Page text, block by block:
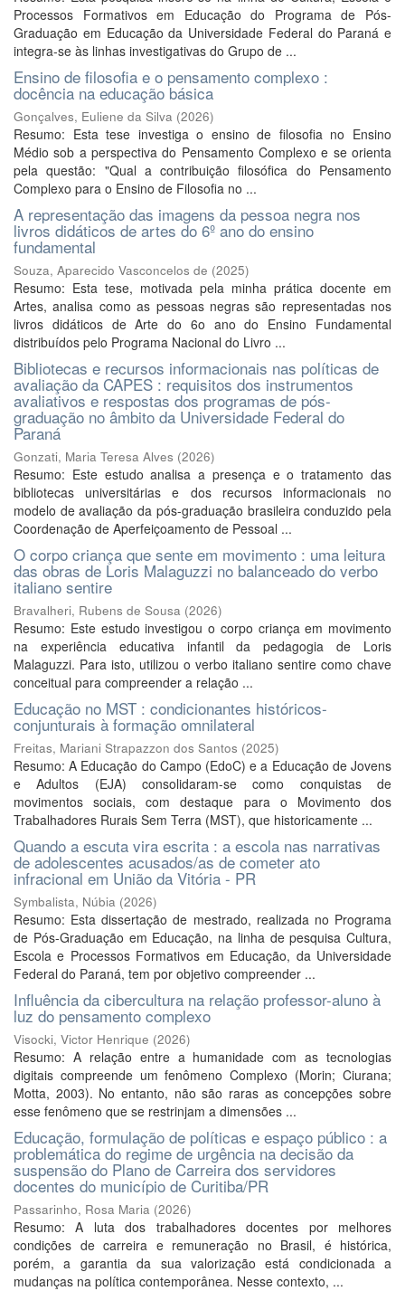
Processos Formativos em Educação do Programa de Pós-
Graduação em Educação da Universidade Federal do Paraná e
integra-se às linhas investigativas do Grupo de ...
Ensino de filosofia e o pensamento complexo :
docência na educação básica
Gonçalves, Euliene da Silva (2026)
Resumo: Esta tese investiga o ensino de filosofia no Ensino
Médio sob a perspectiva do Pensamento Complexo e se orienta
pela questão: "Qual a contribuição filosófica do Pensamento
Complexo para o Ensino de Filosofia no ...
A representação das imagens da pessoa negra nos
livros didáticos de artes do 6º ano do ensino
fundamental
Souza, Aparecido Vasconcelos de (2025)
Resumo: Esta tese, motivada pela minha prática docente em
Artes, analisa como as pessoas negras são representadas nos
livros didáticos de Arte do 6o ano do Ensino Fundamental
distribuídos pelo Programa Nacional do Livro ...
Bibliotecas e recursos informacionais nas políticas de
avaliação da CAPES : requisitos dos instrumentos
avaliativos e respostas dos programas de pós-
graduação no âmbito da Universidade Federal do
Paraná
Gonzati, Maria Teresa Alves (2026)
Resumo: Este estudo analisa a presença e o tratamento das
bibliotecas universitárias e dos recursos informacionais no
modelo de avaliação da pós-graduação brasileira conduzido pela
Coordenação de Aperfeiçoamento de Pessoal ...
O corpo criança que sente em movimento : uma leitura
das obras de Loris Malaguzzi no balanceado do verbo
italiano sentire
Bravalheri, Rubens de Sousa (2026)
Resumo: Este estudo investigou o corpo criança em movimento
na experiência educativa infantil da pedagogia de Loris
Malaguzzi. Para isto, utilizou o verbo italiano sentire como chave
conceitual para compreender a relação ...
Educação no MST : condicionantes históricos-
conjunturais à formação omnilateral
Freitas, Mariani Strapazzon dos Santos (2025)
Resumo: A Educação do Campo (EdoC) e a Educação de Jovens
e Adultos (EJA) consolidaram-se como conquistas de
movimentos sociais, com destaque para o Movimento dos
Trabalhadores Rurais Sem Terra (MST), que historicamente ...
Quando a escuta vira escrita : a escola nas narrativas
de adolescentes acusados/as de cometer ato
infracional em União da Vitória - PR
Symbalista, Núbia (2026)
Resumo: Esta dissertação de mestrado, realizada no Programa
de Pós-Graduação em Educação, na linha de pesquisa Cultura,
Escola e Processos Formativos em Educação, da Universidade
Federal do Paraná, tem por objetivo compreender ...
Influência da cibercultura na relação professor-aluno à
luz do pensamento complexo
Visocki, Victor Henrique (2026)
Resumo: A relação entre a humanidade com as tecnologias
digitais compreende um fenômeno Complexo (Morin; Ciurana;
Motta, 2003). No entanto, não são raras as concepções sobre
esse fenômeno que se restrinjam a dimensões ...
Educação, formulação de políticas e espaço público : a
problemática do regime de urgência na decisão da
suspensão do Plano de Carreira dos servidores
docentes do município de Curitiba/PR
Passarinho, Rosa Maria (2026)
Resumo: A luta dos trabalhadores docentes por melhores
condições de carreira e remuneração no Brasil, é histórica,
porém, a garantia da sua valorização está condicionada a
mudanças na política contemporânea. Nesse contexto, ...